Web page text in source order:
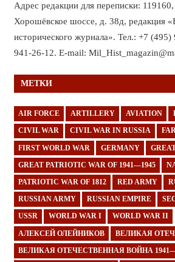
Адрес редакции для переписки:
Хорошёвское шоссе, д. 38д, редакция
исторического журнала». Тел.: +7
941-26-12. E-mail:
МЕТКИ
AIR FORCE ARTILLERY AVIATION
CIVIL WAR CIVIL WAR IN RUSSIA
FIRST WORLD WAR GERMANY
GREAT PATRIOTIC WAR OF 1941—1945
PATRIOTIC WAR OF 1812 RED ARMY
RUSSIAN ARMY RUSSIAN EMPIRE
USSR WORLD WAR I WORLD WAR II
АЛЕКСЕЙ ОЛЕЙНИКОВ ВЕЛИКАЯ
ВЕЛИКАЯ ОТЕЧЕСТВЕННАЯ ВОЙНА